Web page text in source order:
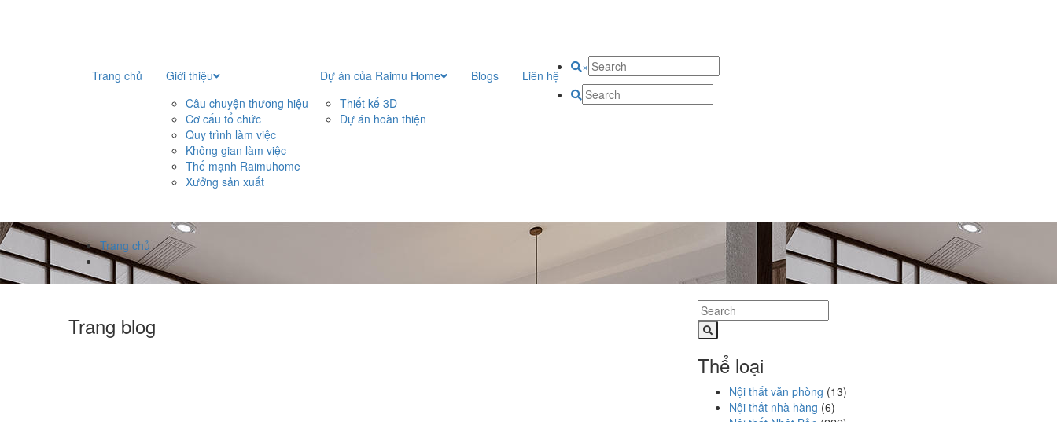
Trang chủ
Giới thiệu
Câu chuyện thương hiệu
Cơ cấu tổ chức
Quy trình làm việc
Không gian làm việc
Thế mạnh Raimuhome
Xưởng sản xuất
Dự án của Raimu Home
Thiết kế 3D
Dự án hoàn thiện
Blogs Liên hệ
×
Trang chủ
Trang blog
Thể loại
Nội thất văn phòng (13)
Nội thất nhà hàng (6)